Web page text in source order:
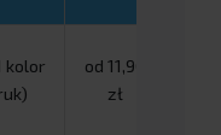
kolor
od 11,90
zł